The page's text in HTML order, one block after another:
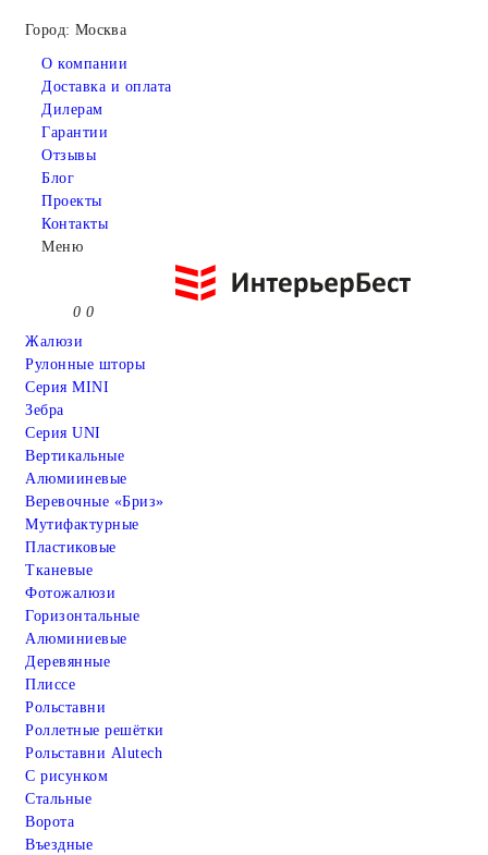
Город: Москва
О компании
Доставка и оплата
Дилерам
Гарантии
Отзывы
Блог
Проекты
Контакты
Меню
0 0
Жалюзи
Рулонные шторы
Серия MINI
Зебра
Серия UNI
Вертикальные
Алюмииневые
Веревочные «Бриз»
Мутифактурные
Пластиковые
Тканевые
Фотожалюзи
Горизонтальные
Алюминиевые
Деревянные
Плиссе
Рольставни
Роллетные решётки
Рольставни Alutech
С рисунком
Стальные
Ворота
Въездные